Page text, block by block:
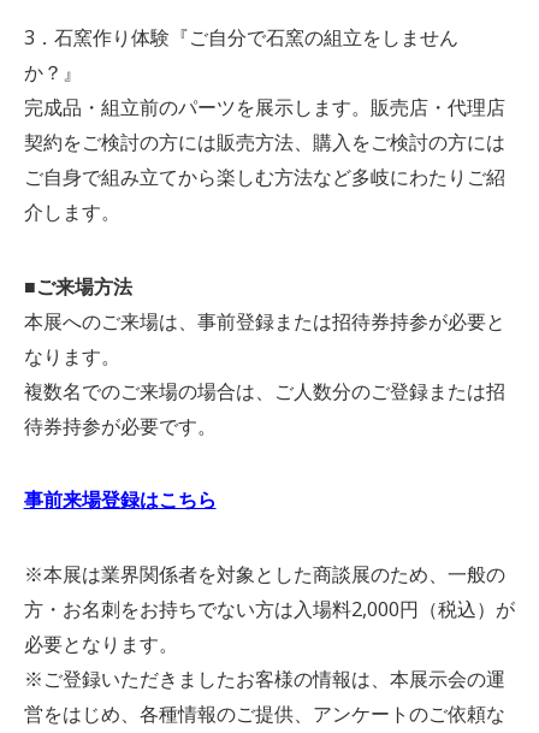
3．石窯作り体験『ご自分で石窯の組立をしません
か？』
完成品・組立前のパーツを展示します。販売店・代理店
契約をご検討の方には販売方法、購入をご検討の方には
ご自身で組み立てから楽しむ方法など多岐にわたりご紹
介します。
■ご来場方法
本展へのご来場は、事前登録または招待券持参が必要と
なります。
複数名でのご来場の場合は、ご人数分のご登録または招
待券持参が必要です。
事前来場登録はこちら
※本展は業界関係者を対象とした商談展のため、一般の
方・お名刺をお持ちでない方は入場料2,000円（税込）が
必要となります。
※ご登録いただきましたお客様の情報は、本展示会の運
営をはじめ、各種情報のご提供、アンケートのご依頼な